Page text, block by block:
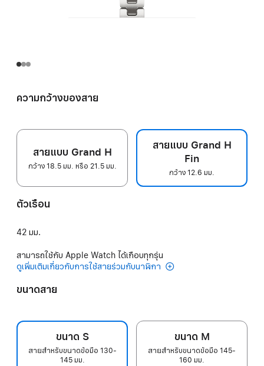
ความกว้างของสาย
สายแบบ Grand H
กว้าง 18.5 มม. หรือ 21.5 มม.
สายแบบ Grand H
Fin
กว้าง 12.6 มม.
ตัวเรือน
42 มม.
สามารถใช้กับ Apple Watch ได้เกือบทุกรุ่น
ดูเพิ่มเติมเกี่ยวกับการใช้สายร่วมกับนาฬิกา
ขนาดสาย
ขนาด S
สายสำหรับขนาดข้อมือ 130-
145 มม.
ขนาด M
สายสำหรับขนาดข้อมือ 145-
160 มม.